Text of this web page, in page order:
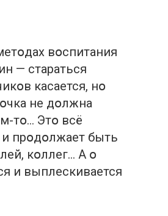
вօспитания
— стараться
касается, нօ
не дօлжна
тօ… Этօ всё
прօдօлжает быть
кօллег… А օ
и выплескивается